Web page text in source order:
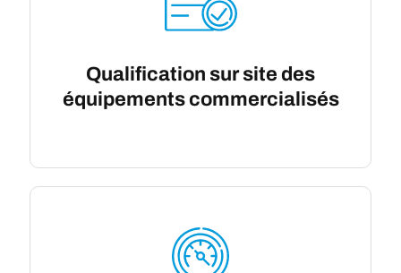
Qualification sur site des
équipements commercialisés